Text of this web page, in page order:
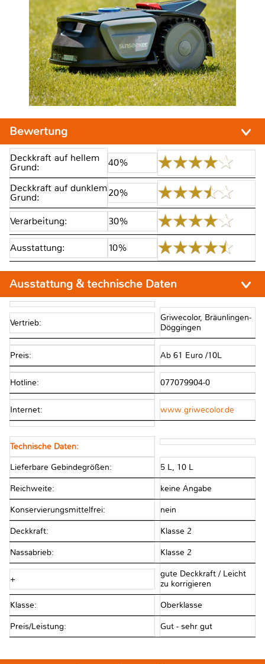
Bewertung
Deckkraft auf hellem
Grund: 40%
Deckkraft auf dunklem
Grund: 20%
Verarbeitung: 30%
Ausstattung: 10%
Ausstattung & technische Daten
Vertrieb:
Griwecolor, Bräunlingen-
Döggingen
Preis: Ab 61 Euro /10L
Hotline: 077079904-0
Internet: www.griwecolor.de
Technische Daten:
Lieferbare Gebindegrößen: 5 L, 10 L
Reichweite: keine Angabe
Konservierungsmittelfrei: nein
Deckkraft: Klasse 2
Nassabrieb: Klasse 2
+
gute Deckkraft / Leicht
zu korrigieren
Klasse: Oberklasse
Preis/Leistung: Gut - sehr gut